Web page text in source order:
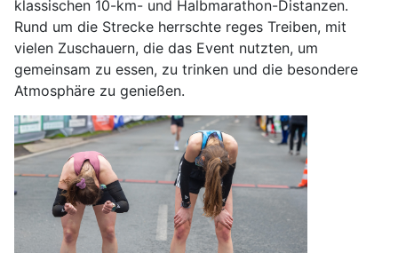
klassischen 10-km- und Halbmarathon-Distanzen.
Rund um die Strecke herrschte reges Treiben, mit
vielen Zuschauern, die das Event nutzten, um
gemeinsam zu essen, zu trinken und die besondere
Atmosphäre zu genießen.